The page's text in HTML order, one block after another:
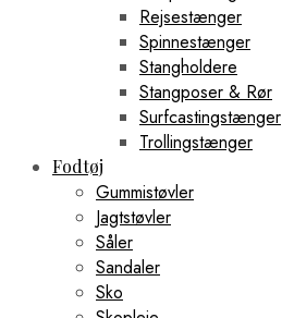
Rejsestænger
Spinnestænger
Stangholdere
Stangposer & Rør
Surfcastingstænger
Trollingstænger
Fodtøj
Gummistøvler
Jagtstøvler
Såler
Sandaler
Sko